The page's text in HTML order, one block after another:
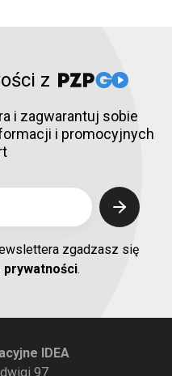
z
i zagwarantuj sobie
i promocyjnych
zgadzasz się
prywatności.
IDEA
97